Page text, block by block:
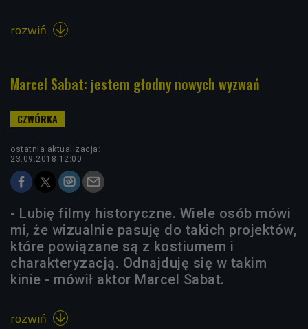
rozwiń 
Marcel Sabat: jestem głodny nowych wyzwań
ostatnia aktualizacja:
23.09.2018 12:00
- Lubię filmy historyczne. Wiele osób mówi
mi, że wizualnie pasuję do takich projektów,
które powiązane są z kostiumem i
charakteryzacją. Odnajduję się w takim
kinie - mówił aktor Marcel Sabat.
rozwiń 